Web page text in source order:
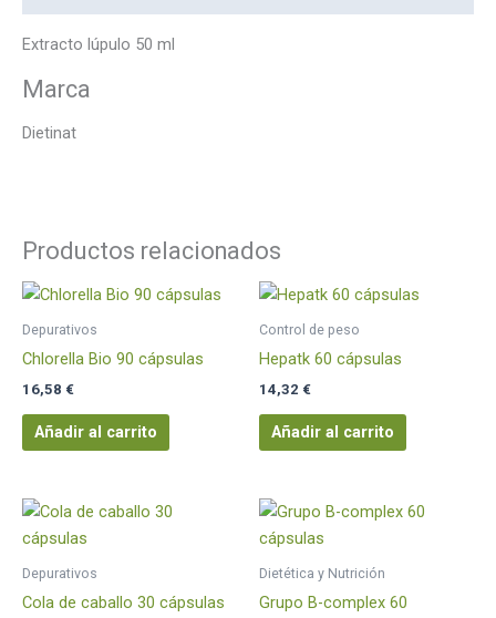
Extracto lúpulo 50 ml
Marca
Dietinat
Productos relacionados
Depurativos
Chlorella Bio 90 cápsulas
16,58 €
Añadir al carrito
Control de peso
Hepatk 60 cápsulas
14,32 €
Añadir al carrito
Depurativos
Cola de caballo 30 cápsulas
Dietética y Nutrición
Grupo B-complex 60